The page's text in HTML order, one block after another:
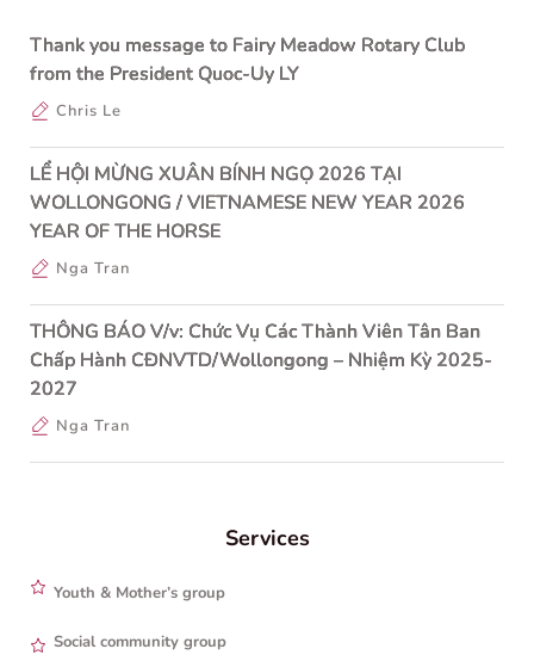
Thank you message to Fairy Meadow Rotary Club
from the President Quoc-Uy LY
Chris Le
LỂ HỘI MỪNG XUÂN BÍNH NGỌ 2026 TẠI
WOLLONGONG / VIETNAMESE NEW YEAR 2026
YEAR OF THE HORSE
Nga Tran
THÔNG BÁO V/v: Chức Vụ Các Thành Viên Tân Ban
Chấp Hành CĐNVTD/Wollongong – Nhiệm Kỳ 2025-
2027
Nga Tran
Services
Youth & Mother’s group
Social community group